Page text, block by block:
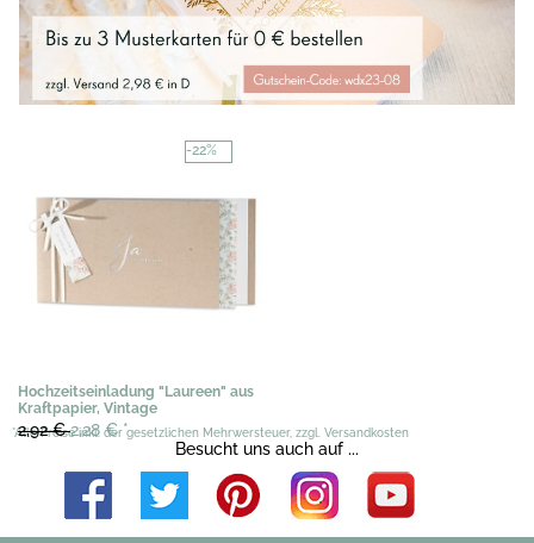
-22%
Hochzeitseinladung "Laureen" aus
Kraftpapier, Vintage
2,92 €2,28 €*
*Alle Preise inkl. der gesetzlichen Mehrwersteuer, zzgl. Versandkosten
Besucht uns auch auf ...